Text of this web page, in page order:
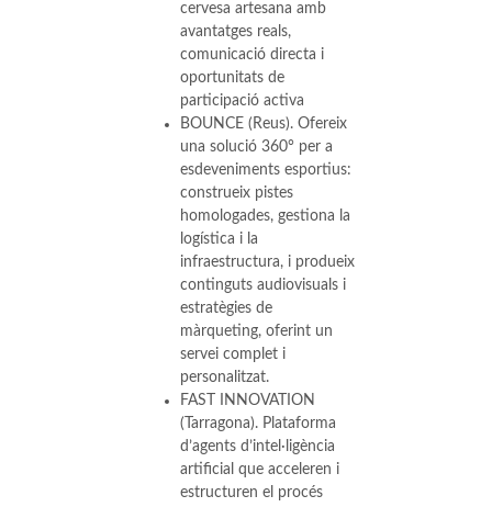
cervesa artesana amb
avantatges reals,
comunicació directa i
oportunitats de
participació activa
BOUNCE (Reus). Ofereix
una solució 360° per a
esdeveniments esportius:
construeix pistes
homologades, gestiona la
logística i la
infraestructura, i produeix
continguts audiovisuals i
estratègies de
màrqueting, oferint un
servei complet i
personalitzat.
FAST INNOVATION
(Tarragona). Plataforma
d’agents d’intel·ligència
artificial que acceleren i
estructuren el procés